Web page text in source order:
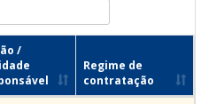
/
Regime de
contratação